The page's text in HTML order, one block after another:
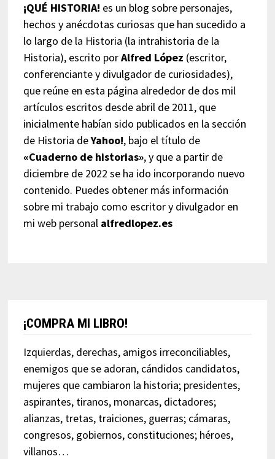
¡QUÉ HISTORIA! es un blog sobre personajes,
hechos y anécdotas curiosas que han sucedido a
lo largo de la Historia (la intrahistoria de la
Historia), escrito porAlfred López (escritor,
conferenciante y divulgador de curiosidades),
que reúne en esta página alrededor de dos mil
artículos escritos desde abril de 2011, que
inicialmente habían sido publicados en la sección
de Historia deYahoo!, bajo el título de
«Cuaderno de historias», y que a partir de
diciembre de 2022 se ha ido incorporando nuevo
contenido. Puedes obtener más información
sobre mi trabajo como escritor y divulgador en
mi web personal alfredlopez.es
¡COMPRA MI LIBRO!
Izquierdas, derechas, amigos irreconciliables,
enemigos que se adoran, cándidos candidatos,
mujeres que cambiaron la historia; presidentes,
aspirantes, tiranos, monarcas, dictadores;
alianzas, tretas, traiciones, guerras; cámaras,
congresos, gobiernos, constituciones; héroes,
villanos…